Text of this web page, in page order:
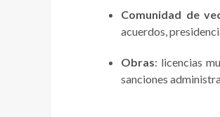
Comunidad de
acuerdos,
Obras: licencias
sanciones